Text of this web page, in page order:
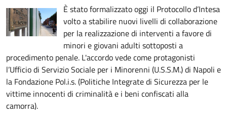
È stato formalizzato oggi il Protocollo d’Intesa
volto a stabilire nuovi livelli di collaborazione
per la realizzazione di interventi a favore di
minori e giovani adulti sottoposti a
procedimento penale. L'accordo vede come protagonisti
l’Ufficio di Servizio Sociale per i Minorenni (U.S.S.M.) di Napoli e
la Fondazione Pol.i.s. (Politiche Integrate di Sicurezza per le
vittime innocenti di criminalità e i beni confiscati alla
camorra).